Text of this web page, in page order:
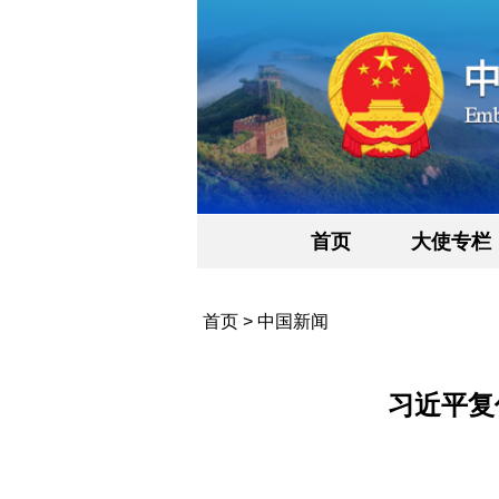
首页 大使专栏
首页> 中国新闻
习近平